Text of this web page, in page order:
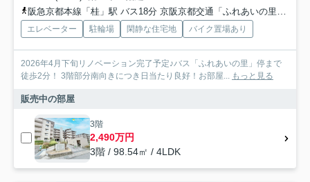
阪急京都本線「桂」駅 バス18分 京阪京都交通「ふれあいの里（京都府）」 停歩2分
エレベーター 駐輪場 閑静な住宅地 バイク置場あり
2026年4月下旬リノベーション完了予定♪バス「ふれあいの里」停まで
徒歩2分！ 3階部分南向きにつき日当たり良好！お部屋...
もっと見る
販売中の部屋
3階
2,490万円
3階 / 98.54㎡ / 4LDK